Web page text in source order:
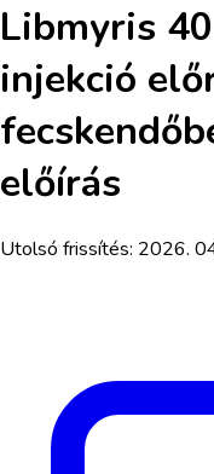
Libmyris
injekció
előírás
Utolsó frissítés: 2026.